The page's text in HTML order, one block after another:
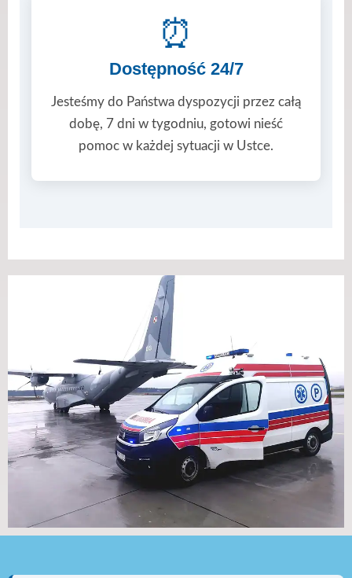
⏰
Dostępność 24/7
Jesteśmy do Państwa dyspozycji przez całą
dobę, 7 dni w tygodniu, gotowi nieść
pomoc w każdej sytuacji w Ustce.